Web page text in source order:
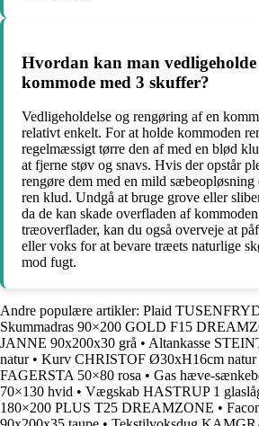
Hvordan kan man vedligeholde
kommode med 3 skuffer?
Vedligeholdelse og rengøring af en
relativt enkelt. For at holde kommoden
regelmæssigt tørre den af med en blød
at fjerne støv og snavs. Hvis der opstår
rengøre dem med en mild sæbeopløsning
ren klud. Undgå at bruge grove eller
da de kan skade overfladen af
træoverflader, kan du også overveje at
eller voks for at bevare træets naturlige
mod fugt.
Andre populære artikler: Plaid
Skummadras 90×200 GOLD F15
JANNE 90x200x30 grå • Altankasse
natur• Kurv CHRISTOF Ø30xH16cm natur
FAGERSTA 50×80 rosa • Gas hæve-
70×130 hvid • Vægskab HASTRUP 1
180×200 PLUS T25 DREAMZONE •